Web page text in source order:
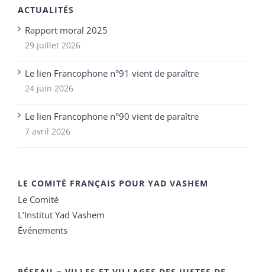
ACTUALITÉS
Rapport moral 2025
29 juillet 2026
Le lien Francophone n°91 vient de paraître
24 juin 2026
Le lien Francophone n°90 vient de paraître
7 avril 2026
LE COMITÉ FRANÇAIS POUR YAD VASHEM
Le Comité
L’Institut Yad Vashem
Événements